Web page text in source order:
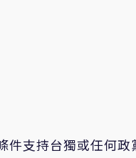
支持台獨或任何政